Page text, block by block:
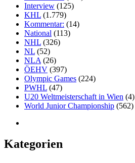
Interview (125)
KHL (1.779)
Kommentar: (14)
National (113)
NHL (326)
NL (52)
NLA (26)
ÖEHV (397)
Olympic Games (224)
PWHL (47)
U20 Weltmeisterschaft in Wien (4)
World Junior Championship (562)
Kategorien